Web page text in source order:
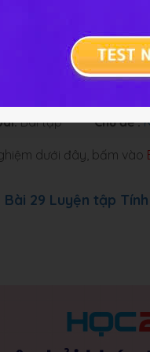
khi HOC247 cung cấp
Bài tập Chủ đề :
dưới đây, bấm vào
29 Luyện tập